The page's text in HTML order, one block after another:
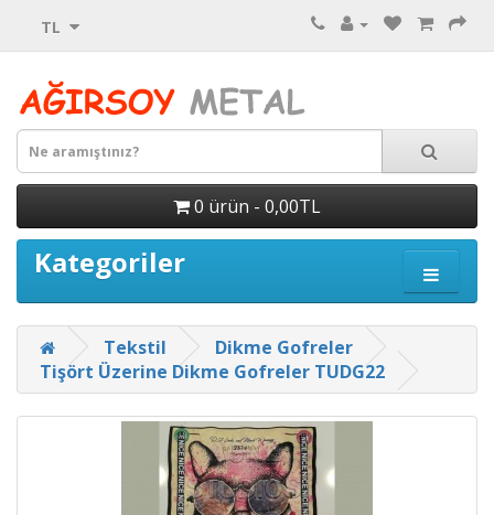
TL
0 ürün - 0,00TL
Kategoriler
Tekstil
Dikme Gofreler
Tişört Üzerine Dikme Gofreler TUDG22